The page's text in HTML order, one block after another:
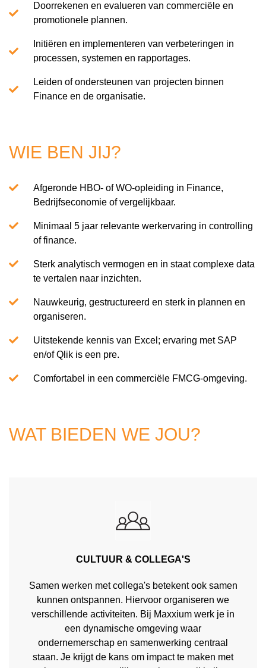
Doorrekenen en evalueren van commerciële en
promotionele plannen.
Initiëren en implementeren van verbeteringen in
processen, systemen en rapportages.
Leiden of ondersteunen van projecten binnen
Finance en de organisatie.
WIE BEN JIJ?
Afgeronde HBO- of WO-opleiding in Finance,
Bedrijfseconomie of vergelijkbaar.
Minimaal 5 jaar relevante werkervaring in controlling
of finance.
Sterk analytisch vermogen en in staat complexe data
te vertalen naar inzichten.
Nauwkeurig, gestructureerd en sterk in plannen en
organiseren.
Uitstekende kennis van Excel; ervaring met SAP
en/of Qlik is een pre.
Comfortabel in een commerciële FMCG-omgeving.
WAT BIEDEN WE JOU?
CULTUUR & COLLEGA'S
Samen werken met collega's betekent ook samen
kunnen ontspannen. Hiervoor organiseren we
verschillende activiteiten. Bij Maxxium werk je in
een dynamische omgeving waar
ondernemerschap en samenwerking centraal
staan. Je krijgt de kans om impact te maken met